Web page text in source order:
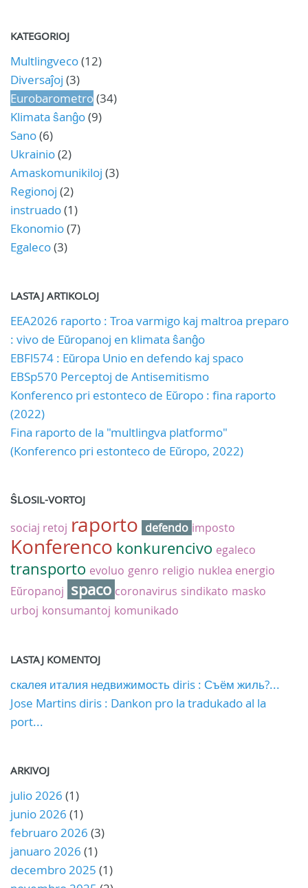
KATEGORIOJ
Multlingveco(12)
Diversaĵoj (3)
Eurobarometro(34)
Klimata ŝanĝo(9)
Sano(6)
Ukrainio(2)
Amaskomunikiloj (3)
Regionoj (2)
instruado(1)
Ekonomio(7)
Egaleco(3)
LASTAJ ARTIKOLOJ
EEA2026 raporto : Troa varmigo kaj maltroa preparo
: vivo de Eŭropanoj en klimata ŝanĝo
EBFl574 : Eŭropa Unio en defendo kaj spaco
EBSp570 Perceptoj de Antisemitismo
Konferenco pri estonteco de Eŭropo : fina raporto
(2022)
Fina raporto de la "multlingva platformo"
(Konferenco pri estonteco de Eŭropo, 2022)
ŜLOSIL-VORTOJ
sociaj retoj raporto defendo imposto
Konferenco konkurencivo egaleco
transporto evoluo genro religio nuklea energio
Eŭropanoj spaco coronavirus sindikato masko
urboj konsumantoj komunikado
LASTAJ KOMENTOJ
скалея италия недвижимость diris : Съём жиль?...
Jose Martins diris : Dankon pro la tradukado al la
port...
ARKIVOJ
julio 2026 (1)
junio 2026 (1)
februaro 2026 (3)
januaro 2026 (1)
decembro 2025 (1)